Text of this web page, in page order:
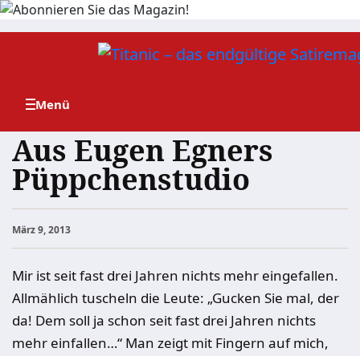
Zum
Aus Eugen Egners
Püppchenstudio
März 9, 2013
Mir ist seit fast drei Jahren nichts mehr eingefallen.
Allmählich tuscheln die Leute: „Gucken Sie mal, der
da! Dem soll ja schon seit fast drei Jahren nichts
mehr einfallen…“ Man zeigt mit Fingern auf mich,